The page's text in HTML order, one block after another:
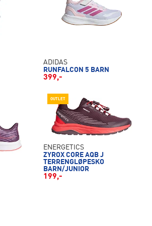
ADIDAS
RUNFALCON 5 BARN
399,-
OUTLET
ENERGETICS
ZYROX CORE AQB J
TERRENGLØPESKO
BARN/JUNIOR
199,-